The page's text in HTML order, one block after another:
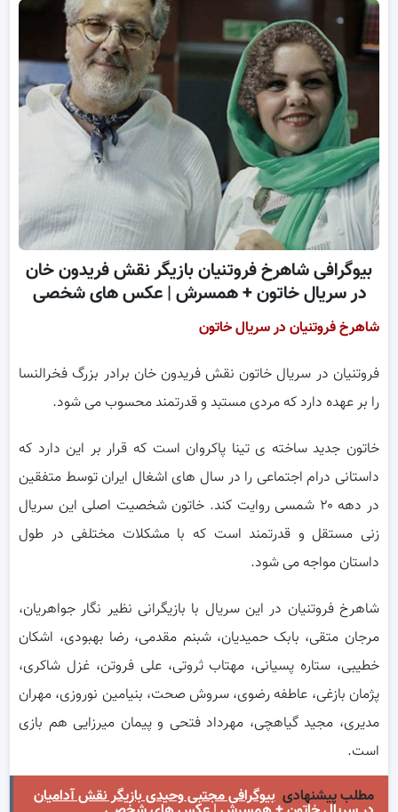
بیوگرافی شاهرخ فروتنیان بازیگر نقش فریدون خان
در سریال خاتون + همسرش | عکس های شخصی
شاهرخ فروتنیان در سریال خاتون
فروتنیان در سریال خاتون نقش فریدون خان برادر بزرگ فخرالنسا
را بر عهده دارد که مردی مستبد و قدرتمند محسوب می شود.
خاتون جدید ساخته ی تینا پاکروان است که قرار بر این دارد که
داستانی درام اجتماعی را در سال های اشغال ایران توسط متفقین
در دهه ۲۰ شمسی روایت کند. خاتون شخصیت اصلی این سریال
زنی مستقل و قدرتمند است که با مشکلات مختلفی در طول
داستان مواجه می شود.
شاهرخ فروتنیان در این سریال با بازیگرانی نظیر نگار جواهریان،
مرجان متقی، بابک حمیدیان، شبنم مقدمی، رضا بهبودی، اشکان
خطیبی، ستاره پسیانی، مهتاب ثروتی، علی فروتن، غزل شاکری،
پژمان بازغی، عاطفه رضوی، سروش صحت، بنیامین نوروزی، مهران
مدیری، مجید گیاهچی، مهرداد فتحی و پیمان میرزایی هم بازی
است.
مطلب پیشنهادی بیوگرافی مجتبی وحیدی بازیگر نقش آدامیان